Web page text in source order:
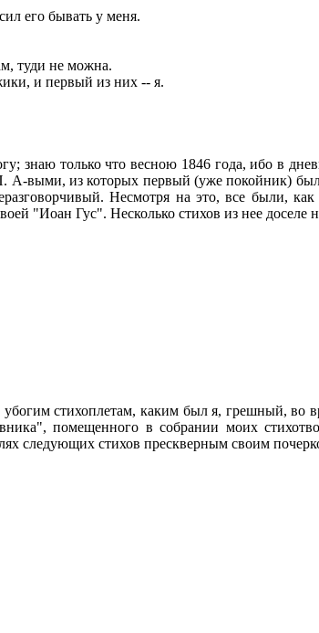
его бывать у меня.
туди не можна.
и первый из них -- я.
знаю только что весною 1846 года, ибо в
выми, из которых первый (уже покойник)
Несмотря на это, все были,
"Иоан Гус". Несколько стихов из нее доселе
стихоплетам, каким был я, грешный, во
помещенного в собрании моих
следующих стихов прескверным своим